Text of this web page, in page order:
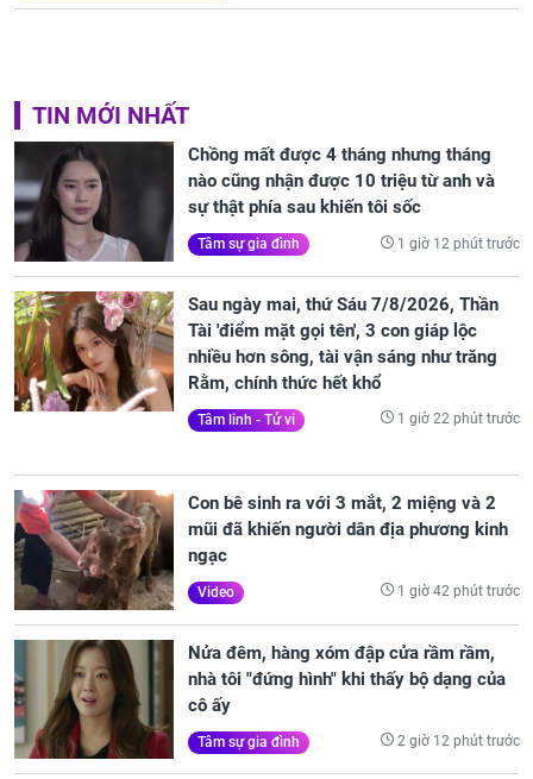
TIN MỚI NHẤT
Chồng mất được 4 tháng nhưng tháng
nào cũng nhận được 10 triệu từ anh và
sự thật phía sau khiến tôi sốc
Tâm sự gia đình 1 giờ 12 phút trước
Sau ngày mai, thứ Sáu 7/8/2026, Thần
Tài 'điểm mặt gọi tên', 3 con giáp lộc
nhiều hơn sông, tài vận sáng như trăng
Rằm, chính thức hết khổ
Tâm linh - Tử vi 1 giờ 22 phút trước
Con bê sinh ra với 3 mắt, 2 miệng và 2
mũi đã khiến người dân địa phương kinh
ngạc
Video 1 giờ 42 phút trước
Nửa đêm, hàng xóm đập cửa rầm rầm,
nhà tôi "đứng hình" khi thấy bộ dạng của
cô ấy
Tâm sự gia đình 2 giờ 12 phút trước